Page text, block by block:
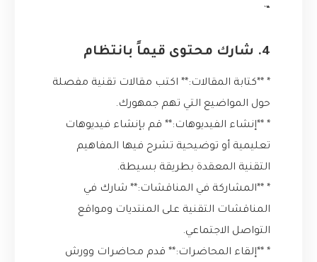
4. شارك محتوى قيماً بانتظام
* **كتابة المقالات:** اكتب مقالات تقنية مفصلة
حول المواضيع التي تهم جمهورك.
* **إنشاء الفيديوهات:** قم بإنشاء فيديوهات
تعليمية أو توضيحية تشرح فيها المفاهيم
التقنية المعقدة بطريقة بسيطة.
* **المشاركة في المناقشات:** شارك في
المناقشات التقنية على المنتديات ومواقع
التواصل الاجتماعي.
* **إلقاء المحاضرات:** قدم محاضرات وورش